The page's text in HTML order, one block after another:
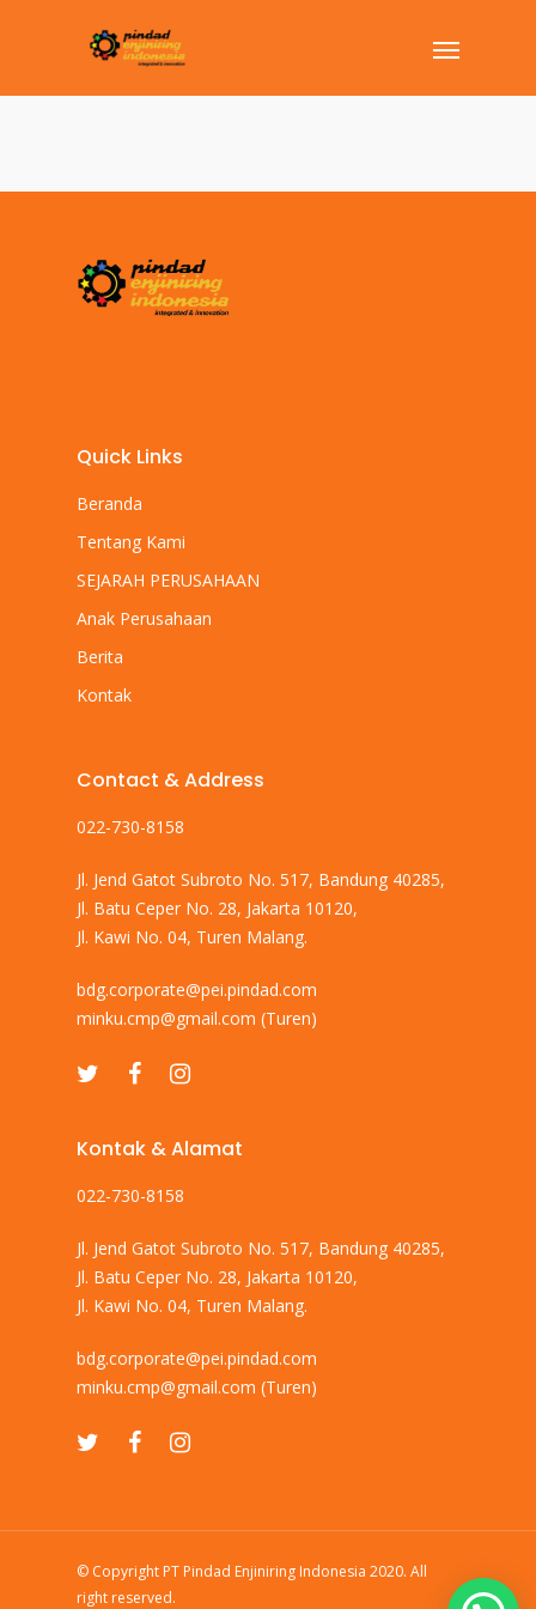
Quick Links
Beranda
Tentang Kami
SEJARAH PERUSAHAAN
Anak Perusahaan
Berita
Kontak
Contact & Address
022-730-8158
Jl. Jend Gatot Subroto No. 517, Bandung 40285,
Jl. Batu Ceper No. 28, Jakarta 10120,
Jl. Kawi No. 04, Turen Malang.
bdg.corporate@pei.pindad.com
minku.cmp@gmail.com (Turen)
Kontak & Alamat
022-730-8158
Jl. Jend Gatot Subroto No. 517, Bandung 40285,
Jl. Batu Ceper No. 28, Jakarta 10120,
Jl. Kawi No. 04, Turen Malang.
bdg.corporate@pei.pindad.com
minku.cmp@gmail.com (Turen)
© Copyright PT Pindad Enjiniring Indonesia 2020. All
right reserved.